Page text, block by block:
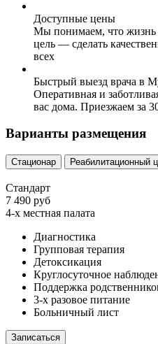
Доступные цены
Мы понимаем, что жизнь
цель — сделать
всех
Быстрый выезд врача в
Оперативная и
вас дома. Приезжаем за
Варианты размещения
Стационар Реабилитационный
Стандарт
7 490 руб
4-х местная палата
Диагностика
Групповая терапия
Детоксикация
Круглосуточное
Поддержка
3-х разовое питание
Больничный лист
Записаться